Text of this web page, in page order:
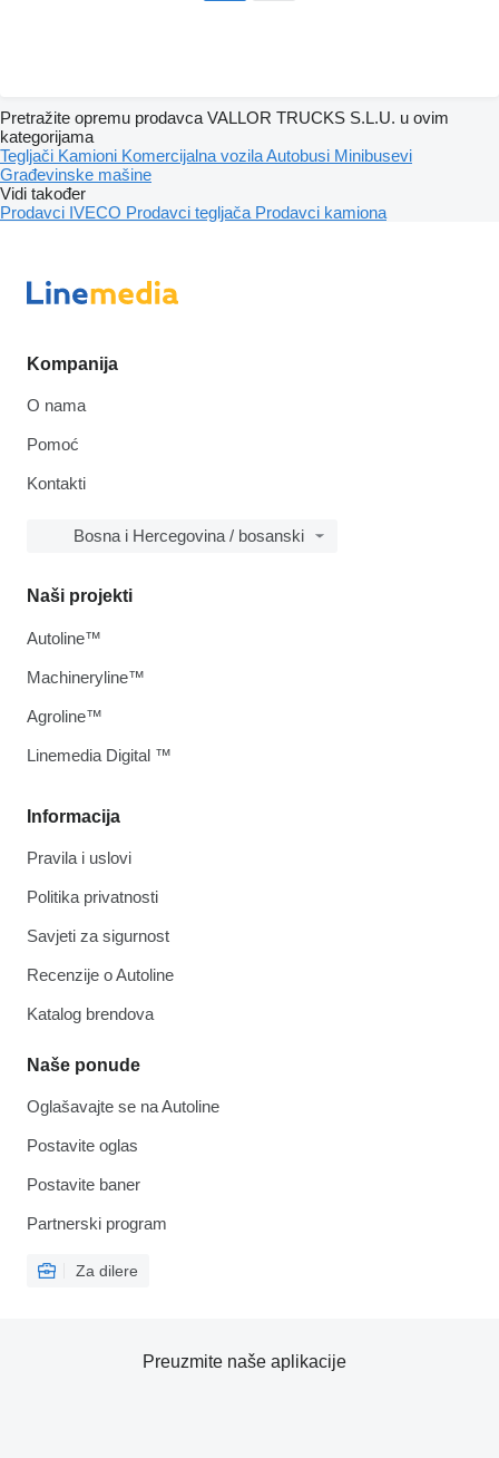
Pretražite opremu prodavca VALLOR TRUCKS S.L.U. u ovim
kategorijama
Tegljači Kamioni Komercijalna vozilaAutobusi Minibusevi
Građevinske mašine
Vidi također
Prodavci IVECO Prodavci tegljača Prodavci kamiona
Kompanija
O nama
Pomoć
Kontakti
Bosna i Hercegovina / bosanski
Informacija
Pravila i uslovi
Politika privatnosti
Savjeti za sigurnost
Recenzije o Autoline
Katalog brendova
Naše ponude
Oglašavajte se na Autoline
Postavite oglas
Postavite baner
Partnerski program
Za dilere
Naši projekti
Autoline™
Machineryline™
Agroline™
Linemedia Digital ™
Preuzmite naše aplikacije